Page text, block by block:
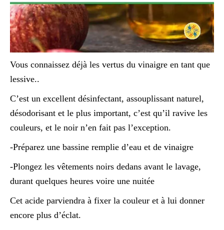
Vous connaissez déjà les vertus du vinaigre en tant que
lessive..
C’est un excellent désinfectant, assouplissant naturel,
désodorisant et le plus important, c’est qu’il ravive les
couleurs, et le noir n’en fait pas l’exception.
-Préparez une bassine remplie d’eau et de vinaigre
-Plongez les vêtements noirs dedans avant le lavage,
durant quelques heures voire une nuitée
Cet acide parviendra à fixer la couleur et à lui donner
encore plus d’éclat.